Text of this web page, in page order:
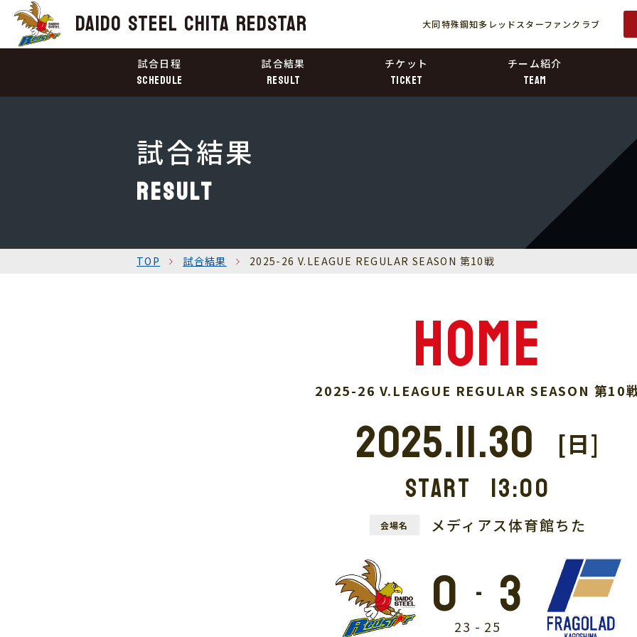
DAIDO STEEL CHITA REDSTAR 大同特殊鋼知多レッドスターファンクラブ
試合日程
schedule
試合結果
RESULT
チケット
TICKET
チーム紹介
TEAM
試合結果
RESULT
TOP 試合結果 2025-26 V.LEAGUE REGULAR SEASON 第10戦
home
2025-26 V.LEAGUE REGULAR SEASON 第10
2025.11.30 [日]
START 13:00
会場名 メディアス体育館ちた
0 - 3
23 - 25